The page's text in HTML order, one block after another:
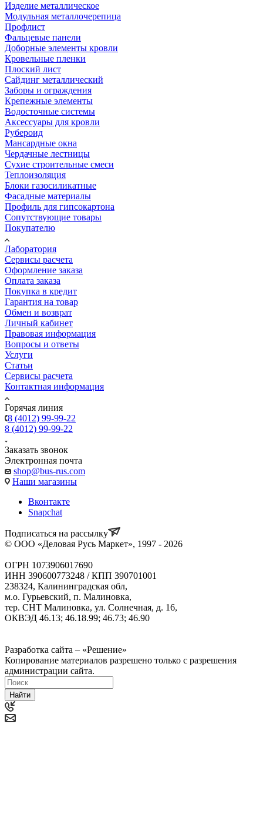
Изделие металлическое
Модульная металлочерепица
Профлист
Фальцевые панели
Доборные элементы кровли
Кровельные пленки
Плоский лист
Сайдинг металлический
Заборы и ограждения
Крепежные элементы
Водосточные системы
Аксессуары для кровли
Рубероид
Мансардные окна
Чердачные лестницы
Сухие строительные смеси
Теплоизоляция
Блоки газосиликатные
Фасадные материалы
Профиль для гипсокартона
Сопутствующие товары
Покупателю
Лаборатория
Сервисы расчета
Оформление заказа
Оплата заказа
Покупка в кредит
Гарантия на товар
Обмен и возврат
Личный кабинет
Правовая информация
Вопросы и ответы
Услуги
Статьи
Сервисы расчета
Контактная информация
Горячая линия
8 (4012) 99-99-22
8 (4012) 99-99-22
Заказать звонок
Электронная почта
shop@bus-rus.com
Наши магазины
Вконтакте
Snapchat
Подписаться на рассылку
© ООО «Деловая Русь Маркет», 1997 - 2026
ОГРН 1073906017690
ИНН 390600773248 / КПП 390701001
238324, Калининградская обл,
м.о. Гурьевский, п. Малиновка,
тер. СНТ Малиновка, ул. Солнечная, д. 16,
ОКВЭД 46.13; 46.18.99; 46.73; 46.90
Разработка сайта – «Решение»
Копирование материалов разрешено только с разрешения
администрации сайта.
Найти